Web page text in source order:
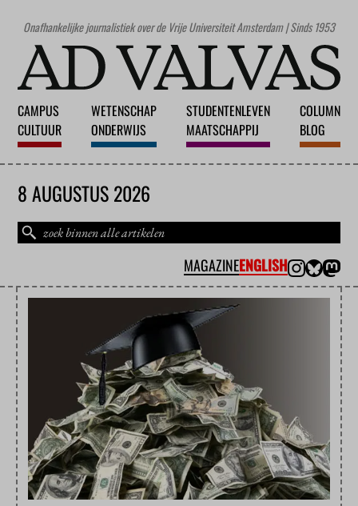
Onafhankelijke journalistiek over de Vrije Universiteit Amsterdam | Sinds 1953
CAMPUS
CULTUUR
WETENSCHAP
ONDERWIJS
STUDENTENLEVEN
MAATSCHAPPIJ
COLUMN
BLOG
8 AUGUSTUS 2026
MAGAZINEENGLISH